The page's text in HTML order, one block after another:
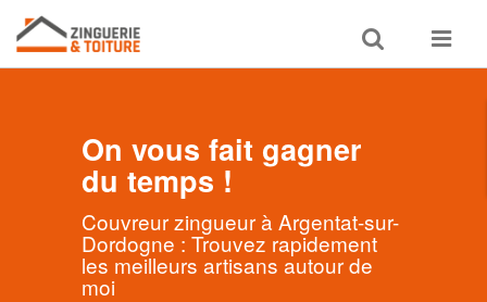
Toggle
search
Toggle
On vous fait gagner
du temps !
Couvreur zingueur à Argentat-sur-
Dordogne : Trouvez rapidement
les meilleurs artisans autour de
moi